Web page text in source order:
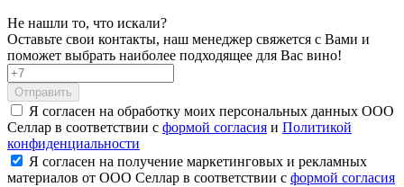
Не нашли то, что искали?
Оставьте свои контакты, наш менеджер свяжется с Вами и
поможет выбрать наиболее подходящее для Вас вино!
Отправить
Я согласен на обработку моих персональных данных ООО
Селлар в соответствии с формой согласия и Политикой
конфиденциальности
Я согласен на получение маркетинговых и рекламных
материалов от ООО Селлар в соответствии с формой согласия